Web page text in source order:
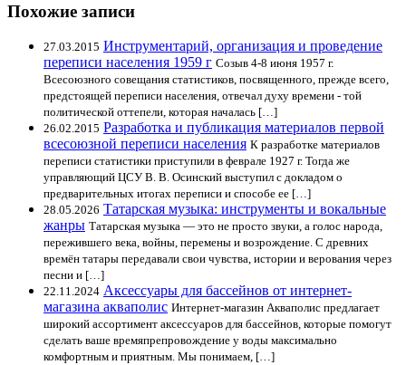
Похожие записи
27.03.2015 Инструментарий, организация и проведение
переписи населения 1959 г Созыв 4-8 июня 1957 г.
Всесоюзного совещания статистиков, посвященного, прежде всего,
предстоящей переписи населения, отвечал духу времени - той
политической оттепели, которая началась […]
26.02.2015 Разработка и публикация материалов первой
всесоюзной переписи населения К разработке материалов
переписи статистики приступили в феврале 1927 г. Тогда же
управляющий ЦСУ В. В. Осинский выступил с докладом о
предварительных итогах переписи и способе ее […]
28.05.2026 Татарская музыка: инструменты и вокальные
жанры Татарская музыка — это не просто звуки, а голос народа,
пережившего века, войны, перемены и возрождение. С древних
времён татары передавали свои чувства, истории и верования через
песни и […]
22.11.2024 Аксессуары для бассейнов от интернет-
магазина акваполис Интернет-магазин Акваполис предлагает
широкий ассортимент аксессуаров для бассейнов, которые помогут
сделать ваше времяпрепровождение у воды максимально
комфортным и приятным. Мы понимаем, […]